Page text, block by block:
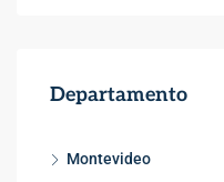
Departamento
Montevideo